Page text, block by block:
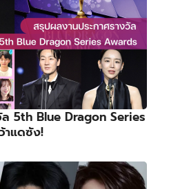
ล 5th Blue Dragon Series
แดซัง!